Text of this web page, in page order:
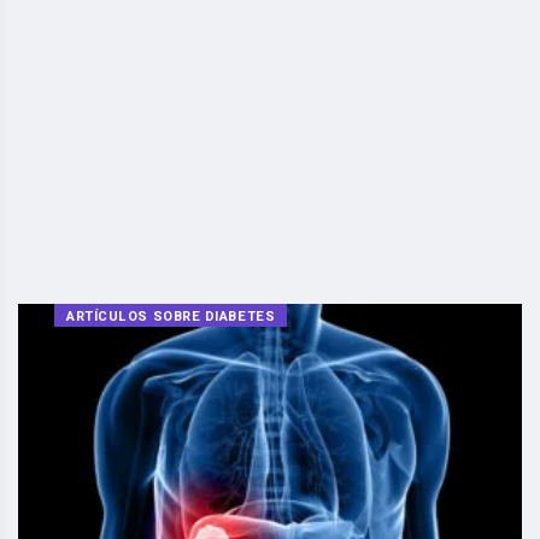
ARTÍCULOS SOBRE DIABETES